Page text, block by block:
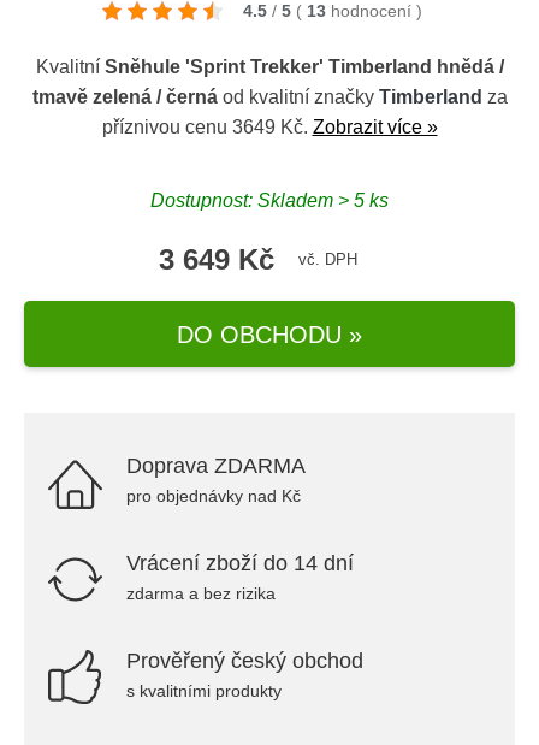
4.5 / 5 ( 13 hodnocení )
Kvalitní Sněhule 'Sprint Trekker' Timberland hnědá /
tmavě zelená / černáod kvalitní značky Timberland za
příznivou cenu 3649 Kč. Zobrazit více »
Dostupnost: Skladem > 5 ks
3 649 Kč vč. DPH
DO OBCHODU »
Doprava ZDARMA
pro objednávky nad Kč
Vrácení zboží do 14 dní
zdarma a bez rizika
Prověřený český obchod
s kvalitními produkty